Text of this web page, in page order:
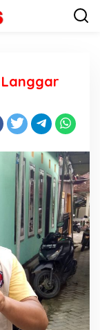
Langgar